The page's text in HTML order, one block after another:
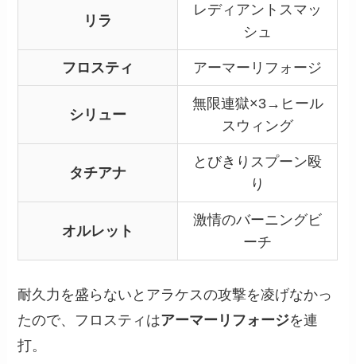
リラ
レディアントスマッ
シュ
フロスティ アーマーリフォージ
シリュー
無限連獄×3→ヒール
スウィング
タチアナ
とびきりスプーン殴
り
オルレット
激情のバーニングビ
ーチ
耐久力を盛らないとアラケスの攻撃を凌げなかっ
たので、フロスティはアーマーリフォージを連
打。